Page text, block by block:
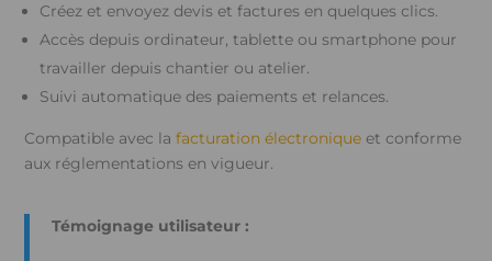
Créez et envoyez devis et factures en quelques clics.
Accès depuis ordinateur, tablette ou smartphone pour
travailler depuis chantier ou atelier.
Suivi automatique des paiements et relances.
Compatible avec lafacturation électronique et conforme
aux réglementations en vigueur.
Témoignage utilisateur :